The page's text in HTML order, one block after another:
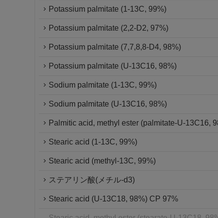
Potassium palmitate (1-13C, 99%)
Potassium palmitate (2,2-D2, 97%)
Potassium palmitate (7,7,8,8-D4, 98%)
Potassium palmitate (U-13C16, 98%)
Sodium palmitate (1-13C, 99%)
Sodium palmitate (U-13C16, 98%)
Palmitic acid, methyl ester (palmitate-U-13C16,
Stearic acid (1-13C, 99%)
Stearic acid (methyl-13C, 99%)
ステアリン酸(メチル-d3)
Stearic acid (U-13C18, 98%) CP 97%